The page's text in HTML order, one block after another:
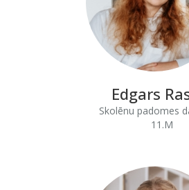
Edgars
Skolēnu padomes
11.M